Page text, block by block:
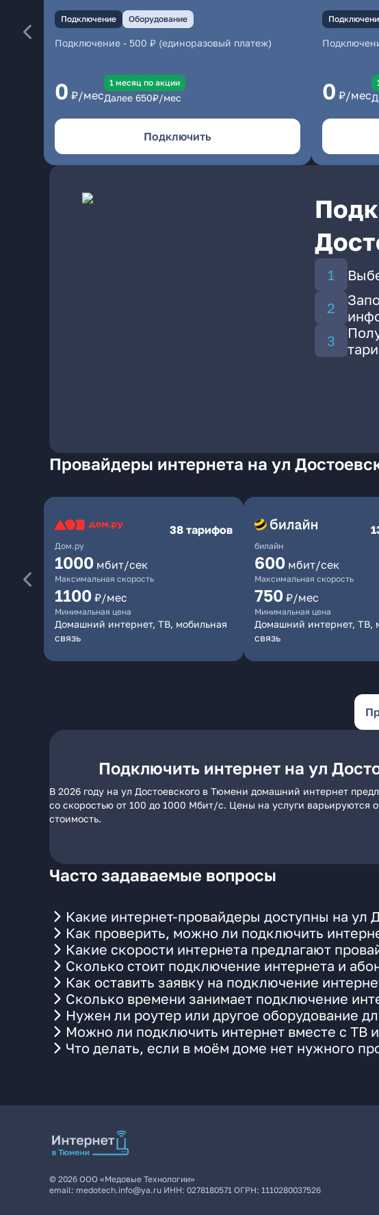
Подключение Оборудование
Подключение - 500 ₽ (единоразовый платеж)
0 ₽/мес
1 месяц по акции
Далее 650₽/мес
Подключить
0 ₽/мес
Провайдеры интернета на ул
Дом.ру
38 тарифов
1000 мбит/сек
Максимальная скорость
1100 ₽/мес
Минимальная цена
Домашний интернет, ТВ, мобильная
связь
билайн
600 мбит/сек
Максимальная скорость
750 ₽/мес
Минимальная цена
Домашний интернет, ТВ,
связь
Подключить интернет на ул
В 2026 году на ул Достоевского в Тюмени домашний интернет
со скоростью от 100 до 1000 Мбит/с. Цены на услуги варьируются
стоимость.
Часто задаваемые вопросы
Какие интернет-провайдеры доступны на ул
Как проверить, можно ли подключить
Какие скорости интернета предлагают
Сколько стоит подключение интернета и
Как оставить заявку на подключение
Сколько времени занимает подключение
Нужен ли роутер или другое оборудование
Можно ли подключить интернет вместе с ТВ
Что делать, если в моём доме нет нужного
© 2026 ООО «Медовые Технологии»
email: medotech.info@ya.ru ИНН: 0278180571 ОГРН: 1110280037526